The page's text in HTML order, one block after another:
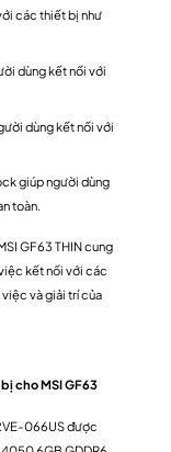
các thiết bị như
dùng kết nối với
dùng kết nối với
giúp người dùng
toàn.
GF63 THIN cung
kết nối với các
và giải trí của
cho MSI GF63
066US được